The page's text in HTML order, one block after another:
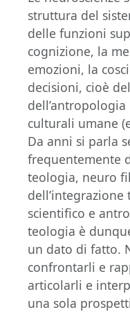
struttura del
delle funzioni
cognizione, la
emozioni, la
decisioni, cioè
culturali umane
Da anni si parla
frequentemente
teologia, neuro
scientifico e
teologia è
un dato di fatto.
confrontarli e
articolarli e
una sola